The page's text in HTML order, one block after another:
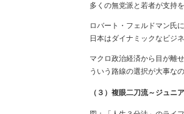
多くの無党派と若者が支持
ロバート・フェルドマン氏
日本はダイナミックなビジ
マクロ政治経済から目が離
ういう路線の選択が大事な
（３）複眼二刀流～ジュニ